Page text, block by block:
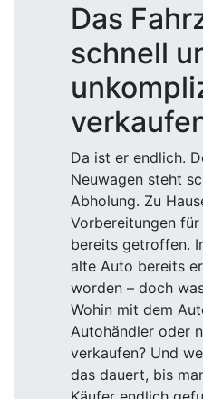
Das
schnell
Da ist er endlich.
Neuwagen steht
Abholung. Zu
Vorbereitungen
bereits getroffen.
alte Auto bereits
worden – doch
Wohin mit dem
Autohändler oder
verkaufen? Und
das dauert, bis